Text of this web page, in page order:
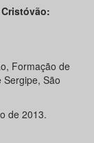
Cristóvão:
Formação de
São
de 2013.